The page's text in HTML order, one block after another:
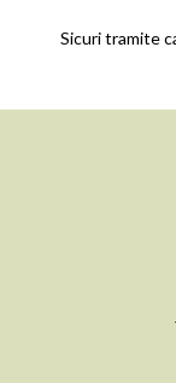
Sicuri tramite